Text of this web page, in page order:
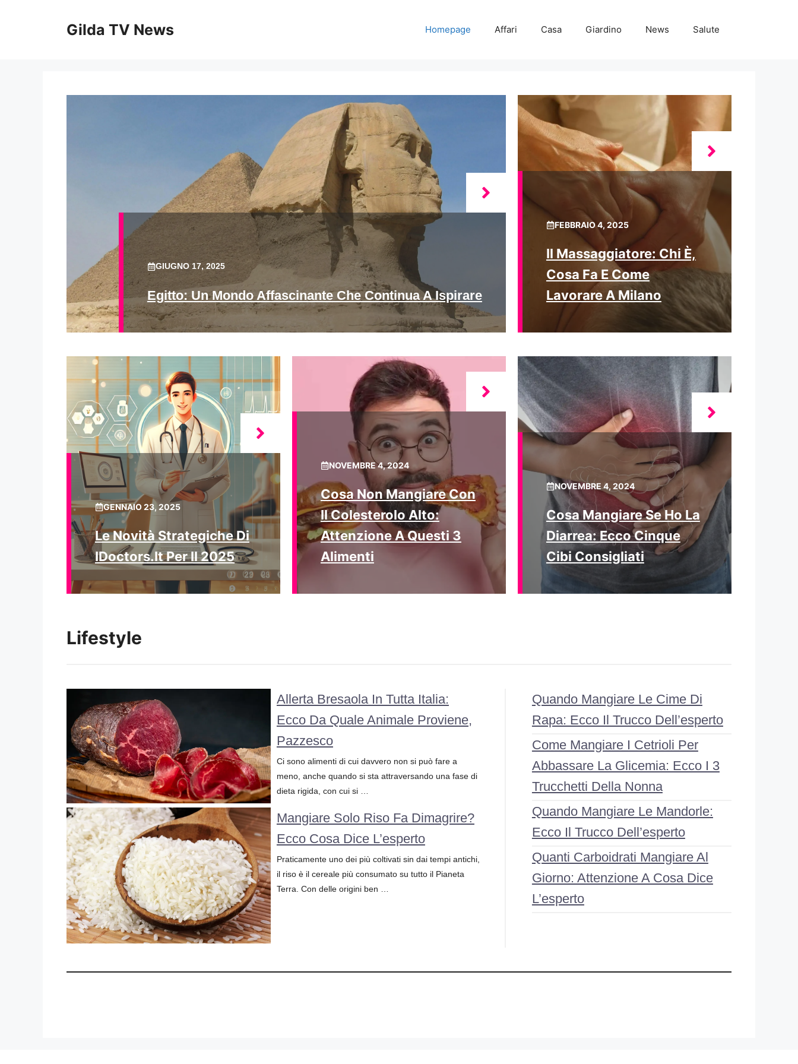
Gilda TV News Homepage Affari Casa Giardino News Salute
GIUGNO 17, 2025
Egitto: Un Mondo Affascinante Che Continua A Ispirare
FEBBRAIO 4, 2025
Il Massaggiatore: Chi È,
Cosa Fa E Come
Lavorare A Milano
GENNAIO 23, 2025
Le Novità Strategiche Di
IDoctors.it Per Il 2025
NOVEMBRE 4, 2024
Cosa Non Mangiare Con
Il Colesterolo Alto:
Attenzione A Questi 3
Alimenti
NOVEMBRE 4, 2024
Cosa Mangiare Se Ho La
Diarrea: Ecco Cinque
Cibi Consigliati
Lifestyle
Allerta Bresaola In Tutta Italia:
Ecco Da Quale Animale Proviene,
Pazzesco
Ci sono alimenti di cui davvero non si può fare a
meno, anche quando si sta attraversando una fase di
dieta rigida, con cui si …
Mangiare Solo Riso Fa Dimagrire?
Ecco Cosa Dice L’esperto
Praticamente uno dei più coltivati sin dai tempi antichi,
il riso è il cereale più consumato su tutto il Pianeta
Terra. Con delle origini ben …
Quando Mangiare Le Cime Di
Rapa: Ecco Il Trucco Dell’esperto
Come Mangiare I Cetrioli Per
Abbassare La Glicemia: Ecco I 3
Trucchetti Della Nonna
Quando Mangiare Le Mandorle:
Ecco Il Trucco Dell’esperto
Quanti Carboidrati Mangiare Al
Giorno: Attenzione A Cosa Dice
L’esperto